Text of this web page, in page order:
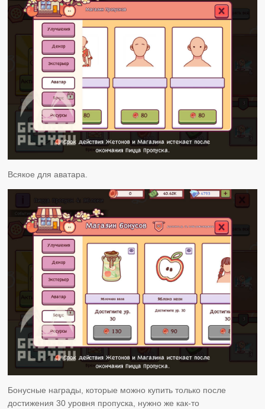
Всякое для аватара.
Бонусные награды, которые можно купить только после
достижения 30 уровня пропуска, нужно же как-то